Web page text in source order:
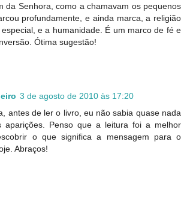
da Senhora, como a chamavam os pequenos
profundamente, e ainda marca, a religião
e a humanidade. É um marco de fé e
Ótima sugestão!
3 de agosto de 2010 às 17:20
antes de ler o livro, eu não sabia quase nada
aparições. Penso que a leitura foi a melhor
o que significa a mensagem para o
Abraços!